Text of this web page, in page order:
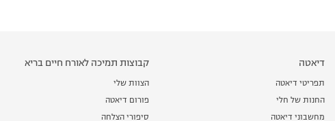
דיאטה
תפריטי דיאטה
החנות של חלי
מחשבוני דיאטה
קבוצות תמיכה לאורח חיים בריא
הצוות שלי
פורום דיאטה
סיפורי הצלחה